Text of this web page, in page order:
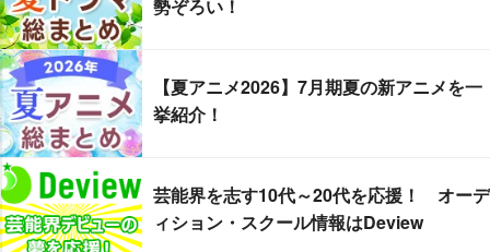
勢ぞろい！
【夏アニメ2026】7月期夏の新アニメを一
挙紹介！
芸能界を志す10代～20代を応援！ オーデ
ィション・スクール情報はDeview